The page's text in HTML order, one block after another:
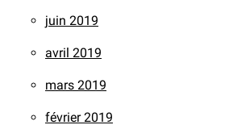
juin 2019
avril 2019
mars 2019
février 2019